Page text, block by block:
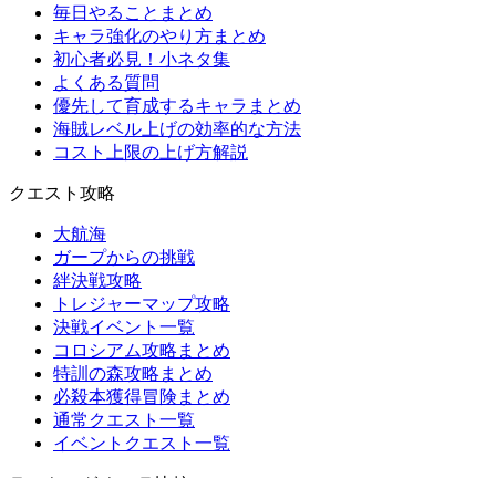
毎日やることまとめ
キャラ強化のやり方まとめ
初心者必見！小ネタ集
よくある質問
優先して育成するキャラまとめ
海賊レベル上げの効率的な方法
コスト上限の上げ方解説
クエスト攻略
大航海
ガープからの挑戦
絆決戦攻略
トレジャーマップ攻略
決戦イベント一覧
コロシアム攻略まとめ
特訓の森攻略まとめ
必殺本獲得冒険まとめ
通常クエスト一覧
イベントクエスト一覧